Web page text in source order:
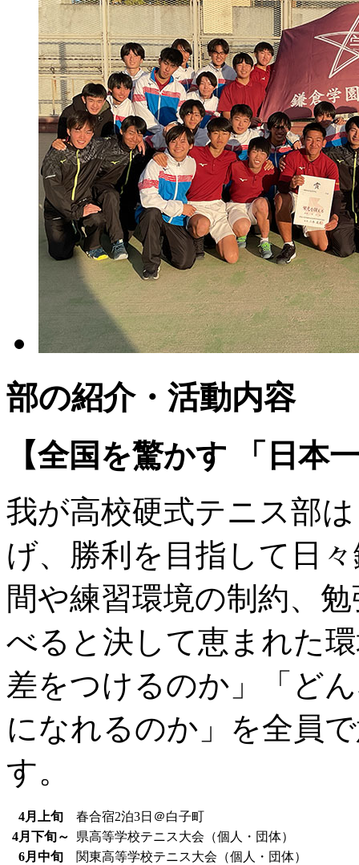
部の紹介・活動内容
【全国を驚かす 「日本
我が高校硬式テニス部
げ、勝利を目指して日
間や練習環境の制約、
べると決して恵まれた
差をつけるのか」「ど
になれるのか」を全員
す。
4月上旬
春合宿2泊3日＠白子町
4月下旬～
県高等学校テニス大会（個人・団体）
6月中旬
関東高等学校テニス大会（個人・団体）